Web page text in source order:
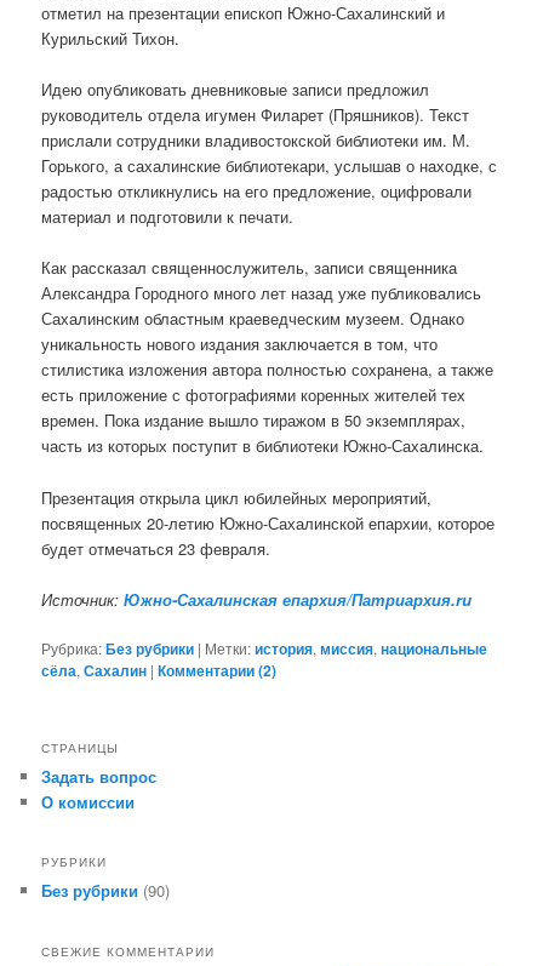
отметил на презентации епископ Южно-Сахалинский и
Курильский Тихон.
Идею опубликовать дневниковые записи предложил
руководитель отдела игумен Филарет (Пряшников). Текст
прислали сотрудники владивостокской библиотеки им. М.
Горького, а сахалинские библиотекари, услышав о находке, с
радостью откликнулись на его предложение, оцифровали
материал и подготовили к печати.
Как рассказал священнослужитель, записи священника
Александра Городного много лет назад уже публиковались
Сахалинским областным краеведческим музеем. Однако
уникальность нового издания заключается в том, что
стилистика изложения автора полностью сохранена, а также
есть приложение с фотографиями коренных жителей тех
времен. Пока издание вышло тиражом в 50 экземплярах,
часть из которых поступит в библиотеки Южно-Сахалинска.
Презентация открыла цикл юбилейных мероприятий,
посвященных 20-летию Южно-Сахалинской епархии, которое
будет отмечаться 23 февраля.
Источник:Южно-Сахалинская епархия/Патриархия.ru
Рубрика:Без рубрики | Метки:история,миссия,национальные
сёла,Сахалин |Комментарии (2)
СТРАНИЦЫ
Задать вопрос
О комиссии
РУБРИКИ
Без рубрики (90)
СВЕЖИЕ КОММЕНТАРИИ